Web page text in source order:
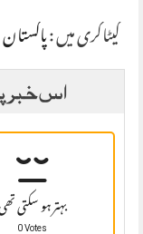
کیٹاگری میں :پاکستان
اس خبر
بہتر ہو سکتی
0 Votes